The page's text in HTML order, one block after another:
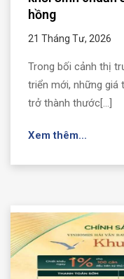
hồng
21 Tháng Tư, 2026
Trong bối cảnh thị
triển mới, những giá
trở thành thước[...]
Xem thêm...